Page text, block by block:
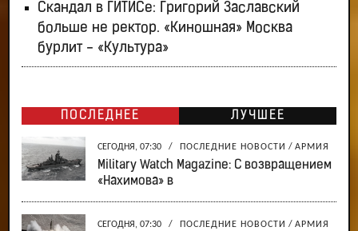
Скандал в ГИТИСе: Григорий Заславский
больше не ректор. «Киношная» Москва
бурлит - «Культура»
ПОСЛЕДНЕЕ ЛУЧШЕЕ
СЕГОДНЯ, 07:30 / ПОСЛЕДНИЕ НОВОСТИ / АРМИЯ
Military Watch Magazine: С возвращением
«Нахимова» в
СЕГОДНЯ, 07:30 / ПОСЛЕДНИЕ НОВОСТИ / АРМИЯ